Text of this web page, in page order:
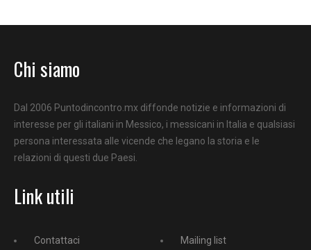
Chi siamo
Dal 2006 Puntodincontro.mx diffonde notizie e informazioni di
interesse per gli italiani in Messico, i messicani in Italia e qualsiasi
persona interessata alle vicende che legano la storia e le
relazioni di questi due Paesi.
Link utili
Contattaci Mailing list